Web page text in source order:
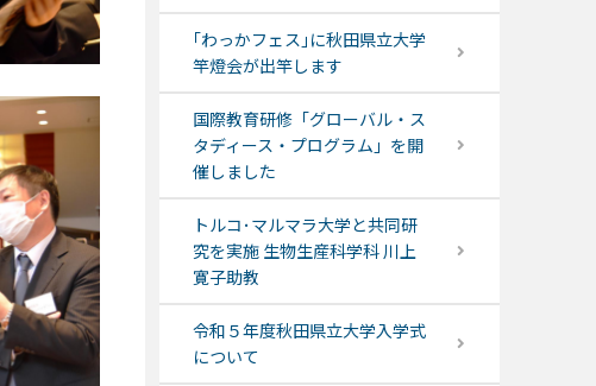
｢わっかフェス｣に秋田県立大学
竿燈会が出竿します
国際教育研修「グローバル・ス
タディース・プログラム」を開
催しました
トルコ･マルマラ大学と共同研
究を実施 生物生産科学科 川上
寛子助教
令和５年度秋田県立大学入学式
について